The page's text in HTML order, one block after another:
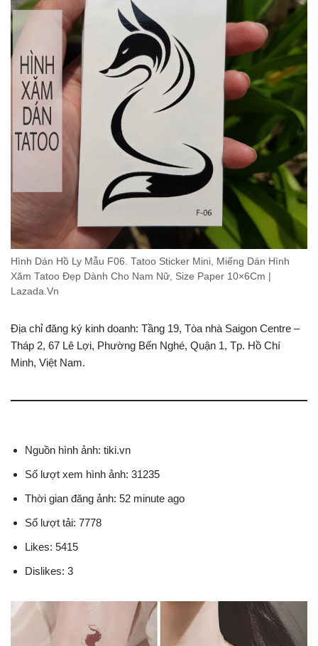
Hình Dán Hồ Ly Mẫu F06. Tatoo Sticker Mini, Miếng Dán Hình
Xăm Tatoo Đẹp Dành Cho Nam Nữ, Size Paper 10×6Cm |
Lazada.Vn
Địa chỉ đăng ký kinh doanh: Tầng 19, Tòa nhà Saigon Centre –
Tháp 2, 67 Lê Lợi, Phường Bến Nghé, Quận 1, Tp. Hồ Chí
Minh, Việt Nam.
Nguồn hình ảnh: tiki.vn
Số lượt xem hình ảnh: 31235
Thời gian đăng ảnh: 52 minute ago
Số lượt tải: 7778
Likes: 5415
Dislikes: 3